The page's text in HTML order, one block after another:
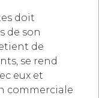
doit
de son
de
se rend
eux et
commerciale